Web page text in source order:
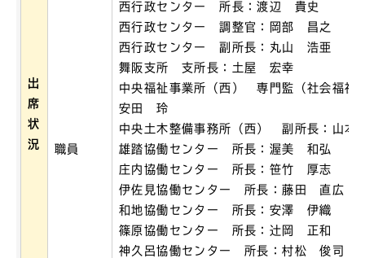
出
席
状
況
職員
西行政センター 所長：渡辺 貴史
西行政センター 調整官：岡部 昌之
西行政センター 副所長：丸山 浩亜
舞阪支所 支所長：土屋 宏幸
中央福祉事業所（西） 専門監（社会福祉
安田 玲
中央土木整備事務所（西） 副所長：山
雄踏協働センター 所長：渥美 和弘
庄内協働センター 所長：笹竹 厚志
伊佐見協働センター 所長：藤田 直広
和地協働センター 所長：安澤 伊織
篠原協働センター 所長：辻岡 正和
神久呂協働センター 所長：村松 俊司